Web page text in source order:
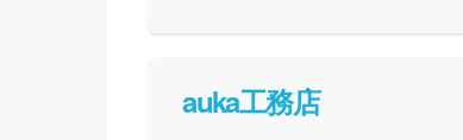
auka工務店